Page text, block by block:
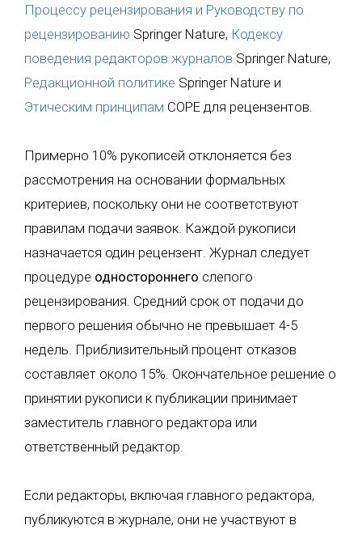
Процессу рецензирования и Руководству по
рецензированию Springer Nature, Кодексу
поведения редакторов журналов Springer Nature,
Редакционной политике Springer Nature и
Этическим принципам COPE для рецензентов.
Примерно 10% рукописей отклоняется без
рассмотрения на основании формальных
критериев, поскольку они не соответствуют
правилам подачи заявок. Каждой рукописи
назначается один рецензент. Журнал следует
процедуре одностороннего слепого
рецензирования. Средний срок от подачи до
первого решения обычно не превышает 4-5
недель. Приблизительный процент отказов
составляет около 15%. Окончательное решение о
принятии рукописи к публикации принимает
заместитель главного редактора или
ответственный редактор.
Если редакторы, включая главного редактора,
публикуются в журнале, они не участвуют в